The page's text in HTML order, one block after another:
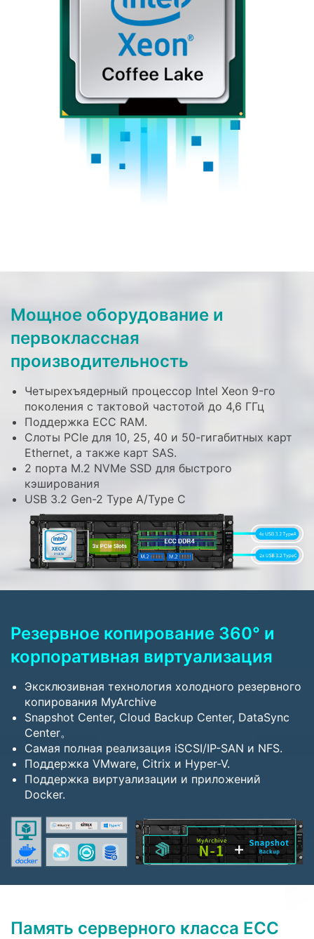
Мощное оборудование и
первоклассная
производительность
Четырехъядерный процессор Intel Xeon 9-го
поколения с тактовой частотой до 4,6 ГГц
Поддержка ECC RAM.
Слоты PCIe для 10, 25, 40 и 50-гигабитных карт
Ethernet, а также карт SAS.
2 порта M.2 NVMe SSD для быстрого
кэширования
USB 3.2 Gen-2 Type A/Type C
Резервное копирование 360° и
корпоративная виртуализация
Эксклюзивная технология холодного резервного
копирования MyArchive
Snapshot Center, Cloud Backup Center, DataSync
Center。
Самая полная реализация iSCSI/IP-SAN и NFS.
Поддержка VMware, Citrix и Hyper-V.
Поддержка виртуализации и приложений
Docker.
Память серверного класса ECC